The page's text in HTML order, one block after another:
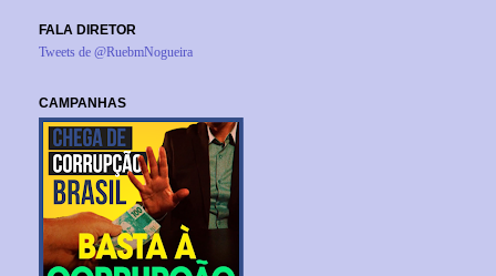
FALA DIRETOR
Tweets de @RuebmNogueira
CAMPANHAS